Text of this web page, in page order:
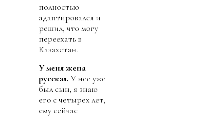
полностью
адаптировался и
решил, что могу
переехать в
Казахстан.
Уменя жена
русская. У нее уже
был сын, я знаю
его с четырех лет,
ему сейчас